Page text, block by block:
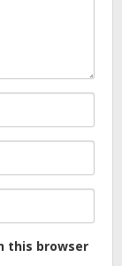
this browser